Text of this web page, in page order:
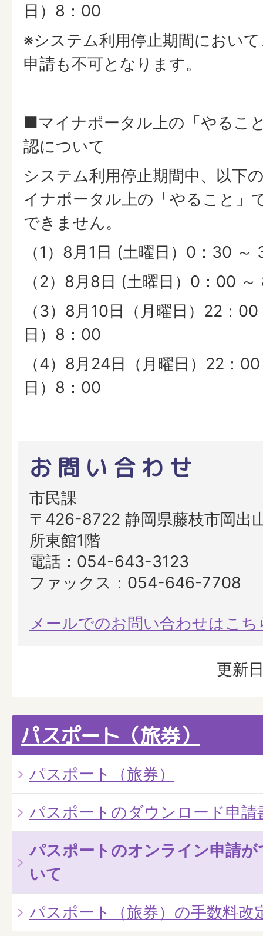
日）8：00
※システム利用停止期間におい
申請も不可となります。
■マイナポータル上の「やるこ
認について
システム利用停止期間中、以下
イナポータル上の「やること」
できません。
（1）8月1日 (土曜日）0：30 ～
（2）8月8日 (土曜日）0：00
（3）8月10日（月曜日）22：
日）8：00
（4）8月24日（月曜日）22：
日）8：00
お問い合わせ
市民課
〒426-8722 静岡県藤枝市岡出
所東館1階
電話：054-643-3123
ファックス：054-646-7708
メールでのお問い合わせはこち
更新
パスポート（旅券）
パスポート（旅券）
パスポートのダウンロード申請
パスポートのオンライン申請
いて
パスポート（旅券）の手数料改